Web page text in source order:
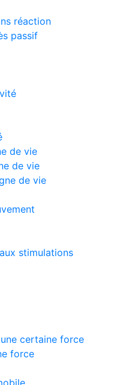
réaction
passif
de vie
de vie
de vie
stimulations
certaine force
force